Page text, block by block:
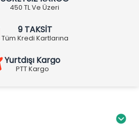
450 TL Ve Üzeri
9 TAKSİT
Tüm Kredi Kartlarına
Yurtdışı Kargo
PTT Kargo